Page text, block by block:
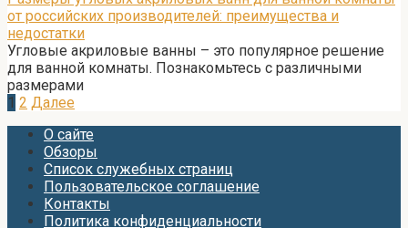
от российских производителей: преимущества и
недостатки
Угловые акриловые ванны – это популярное решение
для ванной комнаты. Познакомьтесь с различными
размерами
Пагинация
1 2 Далее
О сайте
Обзоры
Список служебных страниц
Пользовательское соглашение
Контакты
Политика конфиденциальности